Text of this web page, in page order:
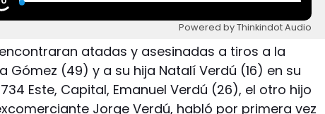
Powered by Thinkindot Audio
encontraran atadas y asesinadas a tiros a la
Gómez (49) y a su hija Natalí Verdú (16) en su
Este, Capital, Emanuel Verdú (26), el otro hijo
Jorge Verdú, habló por primera vez